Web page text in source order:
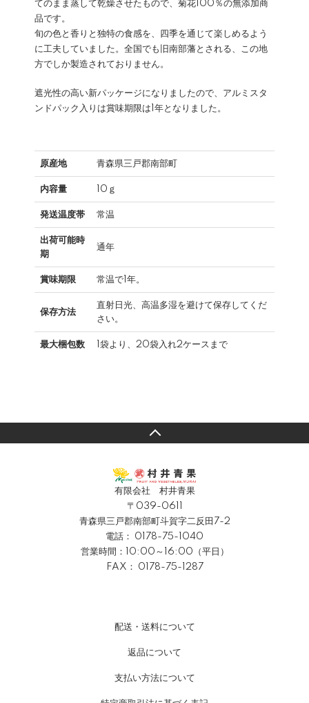
てのまま蒸して乾燥させたもので、菊花100％の無添加商
品です。
旬の色と香りと独特の食感を、四季を通じて楽しめるよう
に工夫していました。全国でも旧南部藩とされる、この地
方でしか製造されておりません。
遮光性の高い新パッケージになりましたので、アルミスタ
ンドパック入りは賞味期限は1年となりました。
原産地 青森県三戸郡南部町
内容量 10ｇ
発送温度帯 常温
出荷可能時
期
通年
賞味期限 常温で1年。
保存方法
直射日光、高温多湿を避けて保存してくだ
さい。
最大梱包数 1袋より、20袋入れ2ケースまで
有限会社 村井青果
〒039-0611
青森県三戸郡南部町斗賀字二反田7-2
電話： 0178-75-1040
営業時間：10:00～16:00（平日）
FAX： 0178-75-1287
配送・送料について
返品について
支払い方法について